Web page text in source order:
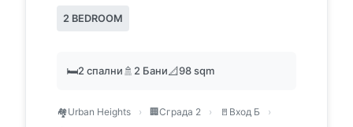
2 BEDROOM
🛏️2 спални🚿 2 Бани📐98 sqm
🏘️Urban Heights › 🏢Сграда 2 › 🚪 Вход Б
›